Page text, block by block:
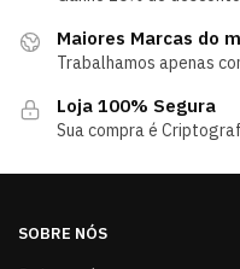
Maiores Marcas do
Trabalhamos apenas
Loja 100% Segura
Sua compra é
SOBRE NÓS